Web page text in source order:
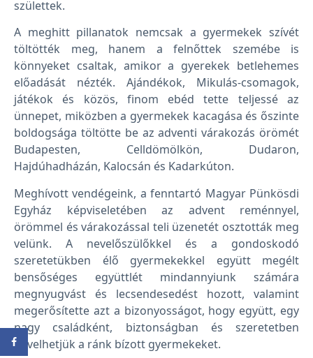
születtek.
A meghitt pillanatok nemcsak a gyermekek szívét
töltötték meg, hanem a felnőttek szemébe is
könnyeket csaltak, amikor a gyerekek betlehemes
előadását nézték. Ajándékok, Mikulás-csomagok,
játékok és közös, finom ebéd tette teljessé az
ünnepet, miközben a gyermekek kacagása és őszinte
boldogsága töltötte be az adventi várakozás örömét
Budapesten, Celldömölkön, Dudaron,
Hajdúhadházán, Kalocsán és Kadarkúton.
Meghívott vendégeink, a fenntartó Magyar Pünkösdi
Egyház képviseletében az advent reménnyel,
örömmel és várakozással teli üzenetét osztották meg
velünk. A nevelőszülőkkel és a gondoskodó
szeretetükben élő gyermekekkel együtt megélt
bensőséges együttlét mindannyiunk számára
megnyugvást és lecsendesedést hozott, valamint
megerősítette azt a bizonyosságot, hogy együtt, egy
nagy családként, biztonságban és szeretetben
nevelhetjük a ránk bízott gyermekeket.